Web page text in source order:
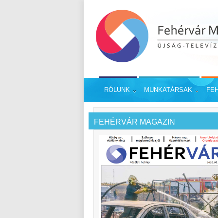
RÓLUNK MUNKATÁRSAK
FEHÉRVÁR MAGAZIN